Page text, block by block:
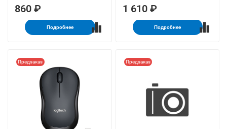
860 ₽
Подробнее
1 610 ₽
Подробнее
Предзаказ Предзаказ